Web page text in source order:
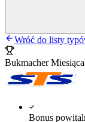
Wróć do listy
Bukmacher Miesiąca
Bonus